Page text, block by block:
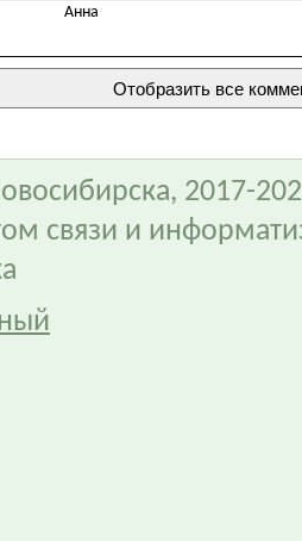
Анна
2017-
связи и